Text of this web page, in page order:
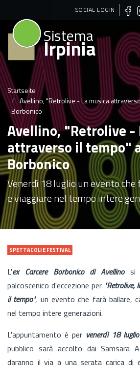
Direkt
zum
Inhalt
SOCIAL LOGIN
Sistema
Irpinia
Startseite
Avellino, "Retrolive - La musica
Borbonico
Avellino, "Retrolive -
attraverso il tempo"
Borbonico
Venerdì 18 luglio un evento
e viaggiare nel tempo intere
SPETTACOLI E FESTIVAL
L'ex Carcere Borbonico di Avellinosi
palcoscenico d'eccezione per "Retrolive,
il tempo", un evento che farà ballare,
nel tempo intere generazioni.
L'appuntamento è pervenerdì 18
pubblico sarà accolto dai Samsara
daranno il via a una serata carica di